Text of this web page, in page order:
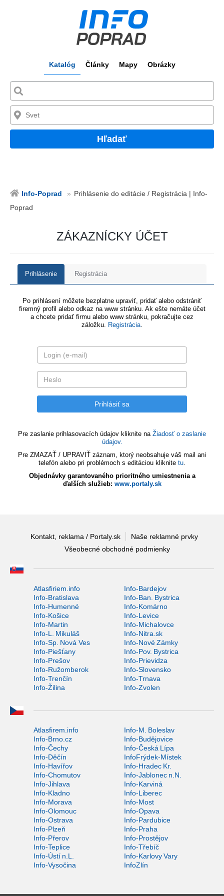
Katalóg Články Mapy Obrázky
Hľadať
Info-Poprad
Prihlásenie do editácie / Registrácia | Info-
Poprad
ZÁKAZNÍCKY ÚČET
Prihlásenie Registrácia
Po prihlásení môžete bezplatne upraviť, pridať alebo odstrániť
firemný profil alebo odkaz na www stránku. Ak ešte nemáte účet
a chcete pridať firmu alebo www stránku, pokračujte cez
záložku. Registrácia.
Pre zaslanie prihlasovacích údajov kliknite na Žiadosť o zaslanie
údajov.
Pre ZMAZAŤ / UPRAVIŤ záznam, ktorý neobsahuje váš mail ani
telefón alebo pri problémoch s editáciou kliknite tu.
Objednávky garantovaného prioritného umiestnenia a
ďalších služieb: www.portaly.sk
Kontakt, reklama / Portaly.sk
Naše reklamné prvky
Všeobecné obchodné podmienky
Atlasfiriem.info
Info-Bardejov
Info-Bratislava
Info-Ban. Bystrica
Info-Humenné
Info-Komárno
Info-Košice
Info-Levice
Info-Martin
Info-Michalovce
Info-L. Mikuláš
Info-Nitra.sk
Info-Sp. Nová Ves
Info-Nové Zámky
Info-Piešťany
Info-Pov. Bystrica
Info-Prešov
Info-Prievidza
Info-Ružomberok
Info-Slovensko
Info-Trenčín
Info-Trnava
Info-Žilina
Info-Zvolen
Atlasfirem.info
Info-M. Boleslav
Info-Brno.cz
Info-Budějovice
Info-Čechy
Info-Česká Lípa
Info-Děčín
InfoFrýdek-Místek
Info-Havířov
Info-Hradec Kr.
Info-Chomutov
Info-Jablonec n.N.
Info-Jihlava
Info-Karviná
Info-Kladno
Info-Liberec
Info-Morava
Info-Most
Info-Olomouc
Info-Opava
Info-Ostrava
Info-Pardubice
Info-Plzeň
Info-Praha
Info-Přerov
Info-Prostějov
Info-Teplice
Info-Třebíč
Info-Ústí n.L.
Info-Karlovy Vary
Info-Vysočina
InfoZlín